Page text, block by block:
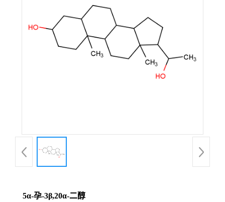
5α-孕-3β,20α-二醇